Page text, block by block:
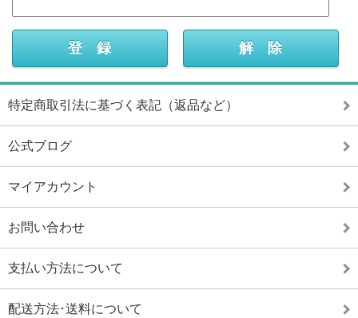
特定商取引法に基づく表記（返品など）
公式ブログ
マイアカウント
お問い合わせ
支払い方法について
配送方法･送料について